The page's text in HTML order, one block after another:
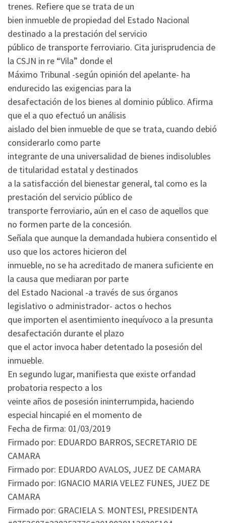
trenes. Refiere que se trata de un
bien inmueble de propiedad del Estado Nacional
destinado a la prestación del servicio
público de transporte ferroviario. Cita jurisprudencia de
la CSJN in re “Vila” donde el
Máximo Tribunal -según opinión del apelante- ha
endurecido las exigencias para la
desafectación de los bienes al dominio público. Afirma
que el a quo efectuó un análisis
aislado del bien inmueble de que se trata, cuando debió
considerarlo como parte
integrante de una universalidad de bienes indisolubles
de titularidad estatal y destinados
a la satisfacción del bienestar general, tal como es la
prestación del servicio público de
transporte ferroviario, aún en el caso de aquellos que
no formen parte de la concesión.
Señala que aunque la demandada hubiera consentido el
uso que los actores hicieron del
inmueble, no se ha acreditado de manera suficiente en
la causa que mediaran por parte
del Estado Nacional -a través de sus órganos
legislativo o administrador- actos o hechos
que importen el asentimiento inequívoco a la presunta
desafectación durante el plazo
que el actor invoca haber detentado la posesión del
inmueble.
En segundo lugar, manifiesta que existe orfandad
probatoria respecto a los
veinte años de posesión ininterrumpida, haciendo
especial hincapié en el momento de
Fecha de firma: 01/03/2019
Firmado por: EDUARDO BARROS, SECRETARIO DE
CAMARA
Firmado por: EDUARDO AVALOS, JUEZ DE CAMARA
Firmado por: IGNACIO MARIA VELEZ FUNES, JUEZ DE
CAMARA
Firmado por: GRACIELA S. MONTESI, PRESIDENTA